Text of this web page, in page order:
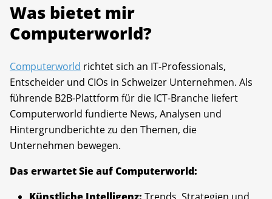
Was bietet mir
Computerworld?
Computerworld richtet sich an IT-Professionals,
Entscheider und CIOs in Schweizer Unternehmen. Als
führende B2B-Plattform für die ICT-Branche liefert
Computerworld fundierte News, Analysen und
Hintergrundberichte zu den Themen, die
Unternehmen bewegen.
Das erwartet Sie auf Computerworld: